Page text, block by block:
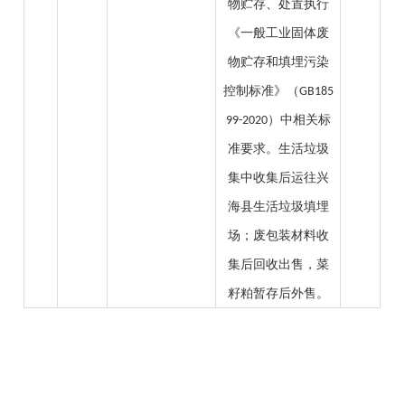
物贮存、处置执行
《一般工业固体废
物贮存和填埋污染
控制标准》（GB185
99-2020）中相关标
准要求。生活垃圾
集中收集后运往兴
海县生活垃圾填埋
场；废包装材料收
集后回收出售，菜
籽粕暂存后外售。